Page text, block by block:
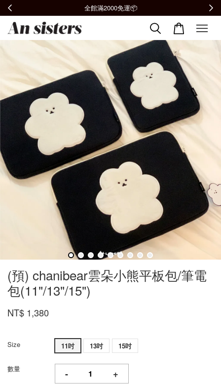
全館滿2000免運📦
(預) chanibear雲朵小熊平板包/筆電
包(11"/13"/15")
NT$ 1,380
Size 11吋 13吋 15吋
數量 - +